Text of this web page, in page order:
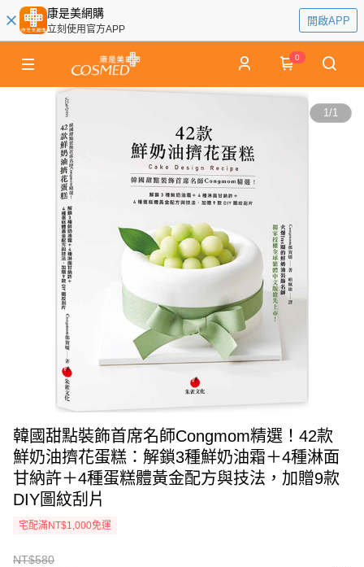
康是美網購
立刻使用官方APP
開啟APP
0
1/1
韓國甜點裝飾首席名師Congmom精選！42款
鮮奶油擠花蛋糕：解鎖3種鮮奶油霜＋4種淋面
甘納許＋4種蛋糕體黃金配方與技法，加贈9款
DIY圖紋刮片
宅配滿NT$1,000免運
NT$580